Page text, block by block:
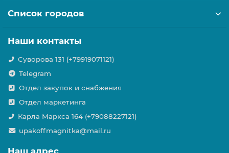
Список городов
Наши контакты
Суворова 131 (+79919071121)
Telegram
Отдел закупок и снабжения
Отдел маркетинга
Карла Маркса 164 (+79088227121)
upakoffmagnitka@mail.ru
Наш адрес